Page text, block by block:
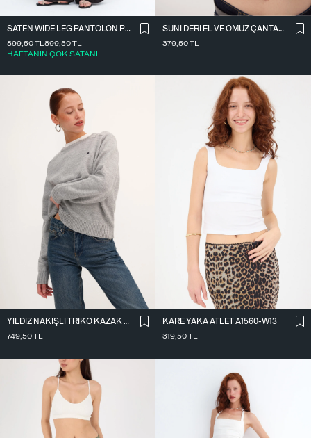
SATEN WIDE LEG PANTOLON PN17298
899,50TL
HAFTANIN ÇOK SATANI
899,50TL
SUNI DERI EL VE OMUZ ÇANTASI Ç09-G11
379,50TL
YILDIZ NAKIŞLI TRIKO KAZAK K3418-D4
749,50TL
KARE YAKA ATLET A1560-W13
319,50TL